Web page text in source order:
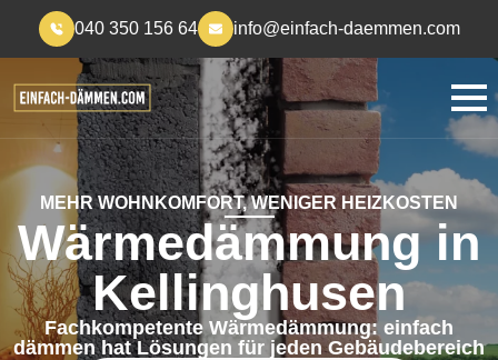
040 350 156 64 info@einfach-daemmen.com
MEHR WOHNKOMFORT, WENIGER HEIZKOSTEN
Wärmedämmung in
Kellinghusen
Fachkompetente Wärmedämmung: einfach
dämmen hat Lösungen für jeden Gebäudebereich